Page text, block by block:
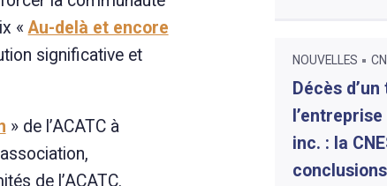
« Au-delà et encore
significative et
» de l’ACATC à
de l’ACATC.
NOUVELLES
Décès
inc. : la